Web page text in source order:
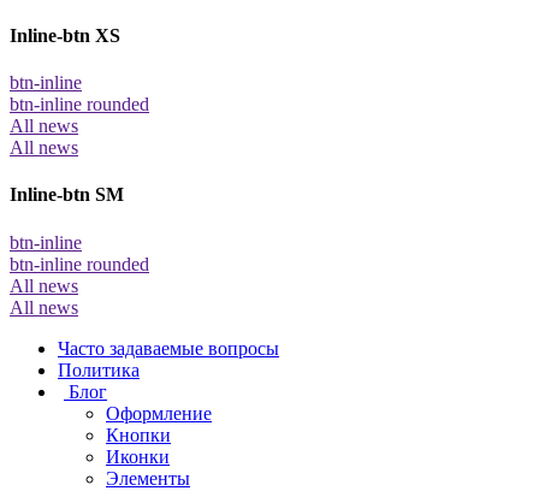
Inline-btn XS
btn-inline
btn-inline rounded
All news
All news
Inline-btn SM
btn-inline
btn-inline rounded
All news
All news
Часто задаваемые вопросы
Политика
Блог
Оформление
Кнопки
Иконки
Элементы